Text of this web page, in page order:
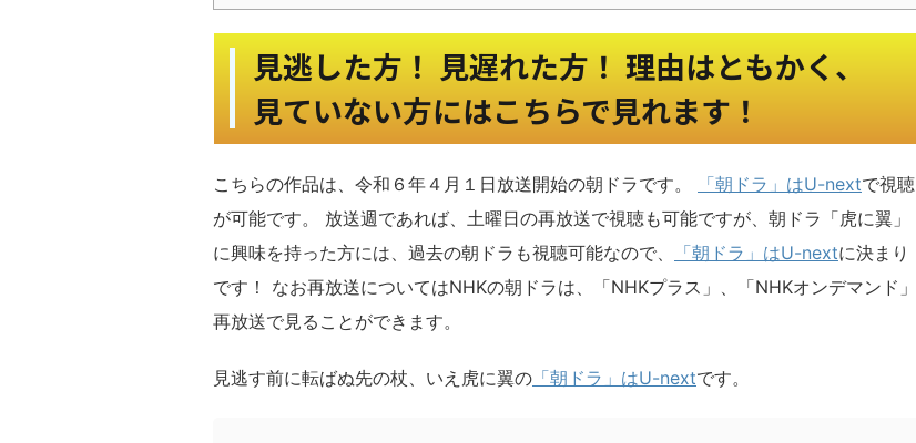
見逃した方！ 見遅れた方！ 理由はともかく、
見ていない方にはこちらで見れます！
こちらの作品は、令和６年４月１日放送開始の朝ドラです。 「朝ドラ」はU-nextで視聴
が可能です。 放送週であれば、土曜日の再放送で視聴も可能ですが、朝ドラ「虎に翼」
に興味を持った方には、過去の朝ドラも視聴可能なので、
「朝ドラ」はU-nextに決まり
です！ なお再放送についてはNHKの朝ドラは、「NHKプラス」、「NHKオンデマンド」
再放送で見ることができます。
見逃す前に転ばぬ先の杖、いえ虎に翼の 「朝ドラ」はU-nextです。